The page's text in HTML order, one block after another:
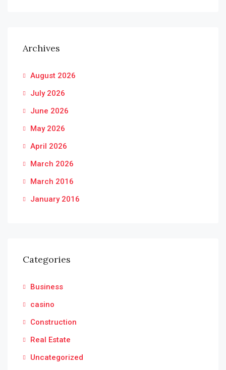
Archives
August 2026
July 2026
June 2026
May 2026
April 2026
March 2026
March 2016
January 2016
Categories
Business
casino
Construction
Real Estate
Uncategorized